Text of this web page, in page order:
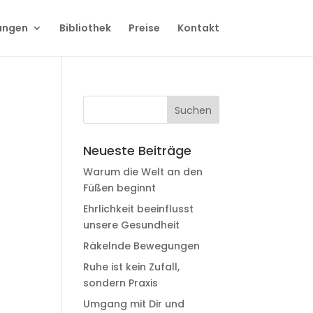
Bibliothek Preise Kontakt
Neueste Beiträge
Warum die Welt an den
Füßen beginnt
Ehrlichkeit beeinflusst
unsere Gesundheit
Räkelnde Bewegungen
Ruhe ist kein Zufall,
sondern Praxis
Umgang mit Dir und